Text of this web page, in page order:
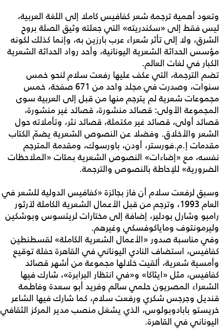
وتعود أهمية ترجمة شعر كفافيس كاملا إلى اللغة العربية،
ليس فقط إلى «سكندريته» التي جعلته وثيق الصلة بروح
الشرق، ولا إلى تأثر شعراء عرب بارزين به، وإنما كذلك لكونه
مؤسس الحداثة الشعرية اليونانية، وأحد رواد الحداثة الشعرية
الكبار في لغات العالم.
تضم الترجمة، التي عكف عليها رفعت سلام لنحو خمس
سنوات، وصدرت في مجلد واحد من 671 صفحة، خمس
مجموعات شعرية لم يترجم منها من قبل إلى العربية سوى
المجموعة الأولى: قصائد منشورة، قصائد غير منشورة،
قصائد أولى، قصائد غير مكتملة، قصائد نثر، وتأملاته حول
الشعر والأخلاق. وفضلا عن النصوص الشعرية يضمّ الكتاب
مقدمات إ.م.فورستر، أودن، باورسوك، ومقدمة المترجم
نفسه، مع «إضاءات» النصوص الشعرية بمئات «الملاحظات
الضرورية» للإحاطة بالنصوص والترجمة.
وسبق لرفعت سلام أن فاز بجائزة «كفافيس الدولية للشعر في
العام 1993، وترجم من قبل الأعمال الشعرية الكاملة لآرثور
رامبو وشارل بودلير، إضافة إلى مختارات لريتسوس وبوشكين
وليرمونتوف وماياكوفسكي وغيرهم.
وفي مناسبة صدور «الأعمال الشعرية الكاملة» لقسطنطين
كفافيس، استضاف النادي اليوناني في القاهرة حفلة توقيع
وأمسية شعرية، ألقيت خلالها مجموعة من أشهر قصائد
كفافيس، مثل «ايثاكا» و«في انتظار البرابرة»، شارك فيها
الشعراء المصريون حلمي سالم وفريد أبو سعدة وفاطمة
قنديل وجرجس شكري ورفعت سلام، كما شارك فيها الشاعر
خريستو بابادوبولوس، الذي يشغل منصب مدير المركز الثقافي
اليوناني في القاهرة.